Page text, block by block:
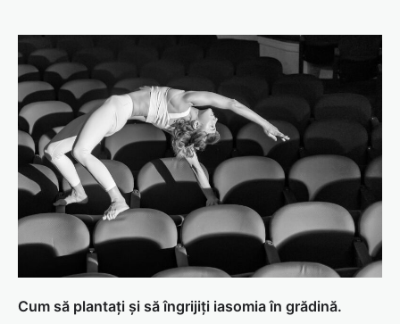
Cum să plantați și să îngrijiți iasomia în grădină.